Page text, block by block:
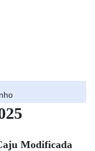
Modificada